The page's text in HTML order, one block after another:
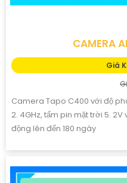
CAMERA
Giá
Camera Tapo C400 với độ
2. 4GHz, tấm pin mặt trời 5.
động lên đến 180 ngày